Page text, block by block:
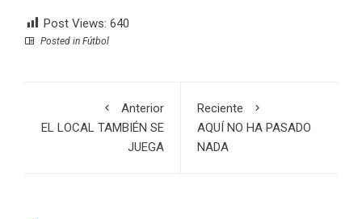
Post Views: 640
Posted in Fútbol
Anterior
EL LOCAL TAMBIÉN SE
JUEGA
Reciente
AQUÍ NO HA PASADO
NADA